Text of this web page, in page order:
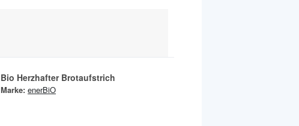
Bio Herzhafter Brotaufstrich
Marke: enerBiO